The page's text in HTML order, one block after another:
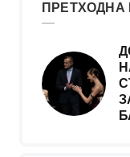
ПРЕТХОДНА